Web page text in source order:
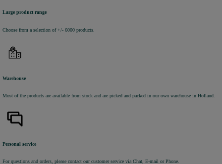
Large product range
Choose from a selection of +/- 6000 products.
Warehouse
Most of the products are available from stock and are picked and packed in our own warehouse in Holland.
Personal service
For questions and orders, please contact our customer service via Chat, E-mail or Phone.